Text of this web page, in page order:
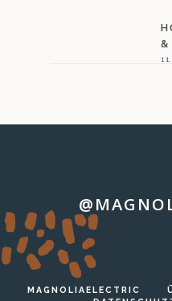
&
…
MAGNOLIAELECTRIC